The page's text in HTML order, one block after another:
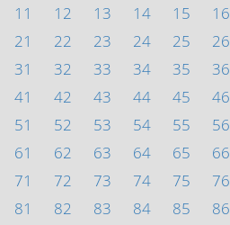
11
12 13 14 15 16
21
22 23 24 25 26
31
32 33 34 35 36
41
42 43 44 45 46
51
52 53 54 55 56
61
62 63 64 65 66
71
72 73 74 75 76
81
82 83 84 85 86